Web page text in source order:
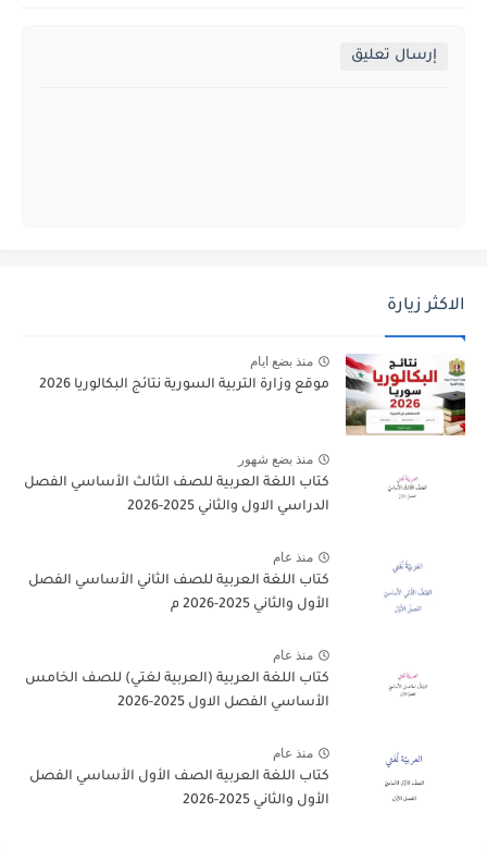
إرسال تعليق
الاكثر زيارة
منذ بضع ايام
موقع وزارة التربية السورية نتائج البكالوريا 2026
منذ بضع شهور
كتاب اللغة العربية للصف الثالث الأساسي الفصل
الدراسي الاول والثاني 2025-2026
منذ عام
كتاب اللغة العربية للصف الثاني الأساسي الفصل
الأول والثاني 2025-2026 م
منذ عام
كتاب اللغة العربية (العربية لغتي) للصف الخامس
الأساسي الفصل الاول 2025-2026
منذ عام
كتاب اللغة العربية الصف الأول الأساسي الفصل
الأول والثاني 2025-2026